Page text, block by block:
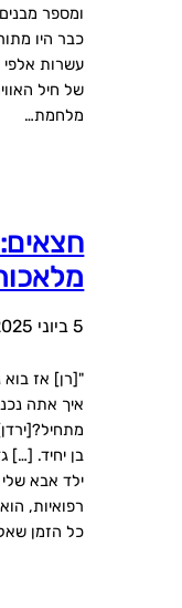
ומספר
כבר היו
עשרות אלפי
של חיל
מלחמת…
5 ביוני 2025
"[רן] אז
איך אתה
בן יחיד. […]
ילד אבא
רפואיות,
כל הזמן